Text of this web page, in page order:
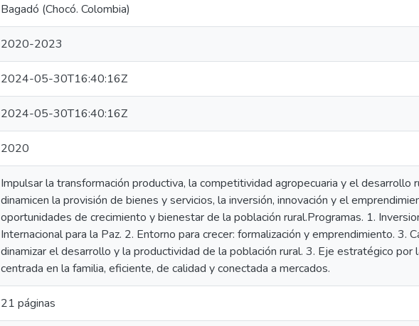
Bagadó (Chocó. Colombia)
2020-2023
2024-05-30T16:40:16Z
2024-05-30T16:40:16Z
2020
Impulsar la transformación productiva, la competitividad agropecuaria y el desarrollo
dinamicen la provisión de bienes y servicios, la inversión, innovación y el
oportunidades de crecimiento y bienestar de la población rural.Programas. 1.
Internacional para la Paz. 2. Entorno para crecer: formalización y emprendimiento. 3.
dinamizar el desarrollo y la productividad de la población rural. 3. Eje estratégico por
centrada en la familia, eficiente, de calidad y conectada a mercados.
21 páginas